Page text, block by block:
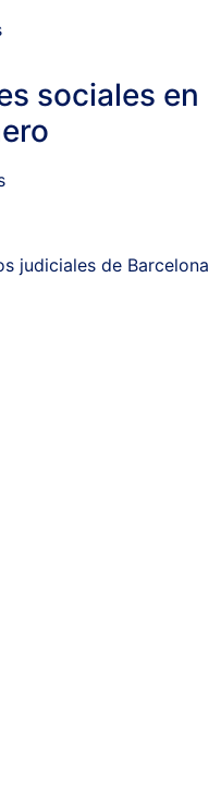
sociales en
judiciales de Barcelona